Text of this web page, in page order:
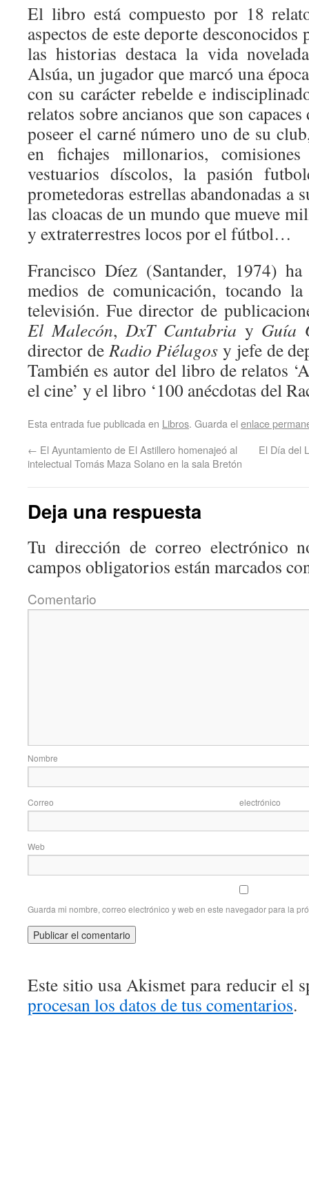
El libro está compuesto por 18
aspectos de este deporte
las historias destaca la vida
Alsúa, un jugador que marcó una
con su carácter rebelde e
relatos sobre ancianos que son
poseer el carné número uno de su
en fichajes millonarios,
vestuarios díscolos, la pasión
prometedoras estrellas abandonadas a
las cloacas de un mundo que mueve
y extraterrestres locos por el fútbol…
Francisco Díez (Santander, 1974)
medios de comunicación, tocando
televisión. Fue director de
El Malecón, DxT Cantabria y Guía
director de Radio Piélagos y jefe de
También es autor del libro de relatos
el cine’ y el libro ‘100 anécdotas del
Esta entrada fue publicada en Libros. Guarda el enlace
← El Ayuntamiento de El Astillero homenajeó al
intelectual Tomás Maza Solano en la sala Bretón
El Día del
Deja una respuesta
Tu dirección de correo electrónico
campos obligatorios están marcados
Correo
Web
Guarda mi nombre, correo electrónico y web en este navegador para la
Este sitio usa Akismet para reducir el
procesan los datos de tus comentarios.